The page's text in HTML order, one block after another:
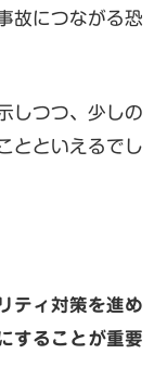
故につながる恐
しつつ、少しの
とといえるでし
ティ対策を進め
することが重要